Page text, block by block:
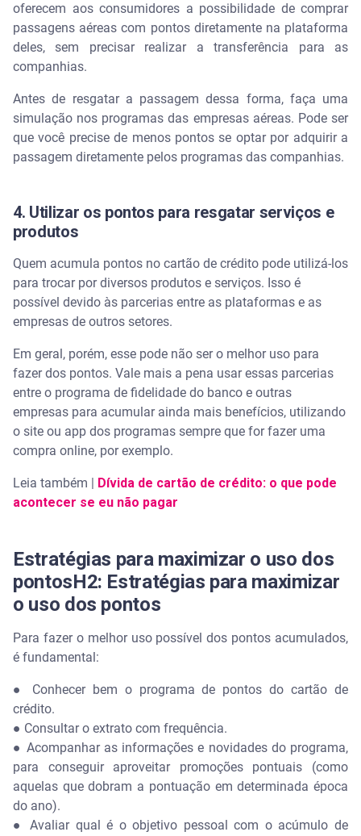
oferecem aos consumidores a possibilidade de comprar
passagens aéreas com pontos diretamente na plataforma
deles, sem precisar realizar a transferência para as
companhias.
Antes de resgatar a passagem dessa forma, faça uma
simulação nos programas das empresas aéreas. Pode ser
que você precise de menos pontos se optar por adquirir a
passagem diretamente pelos programas das companhias.
4. Utilizar os pontos para resgatar serviços e
produtos
Quem acumula pontos no cartão de crédito pode utilizá-los
para trocar por diversos produtos e serviços. Isso é
possível devido às parcerias entre as plataformas e as
empresas de outros setores.
Em geral, porém, esse pode não ser o melhor uso para
fazer dos pontos. Vale mais a pena usar essas parcerias
entre o programa de fidelidade do banco e outras
empresas para acumular ainda mais benefícios, utilizando
o site ou app dos programas sempre que for fazer uma
compra online, por exemplo.
Leia também |
Dívida de cartão de crédito: o que pode
acontecer se eu não pagar
Estratégias para maximizar o uso dos
pontosH2: Estratégias para maximizar
o uso dos pontos
Para fazer o melhor uso possível dos pontos acumulados,
é fundamental:
● Conhecer bem o programa de pontos do cartão de
crédito.
● Consultar o extrato com frequência.
● Acompanhar as informações e novidades do programa,
para conseguir aproveitar promoções pontuais (como
aquelas que dobram a pontuação em determinada época
do ano).
● Avaliar qual é o objetivo pessoal com o acúmulo de